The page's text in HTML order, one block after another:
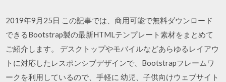
2019年9月25日 この記事では、商用可能で無料ダウンロード
できるBootstrap製の最新HTMLテンプレート素材をまとめて
ご紹介します。 デスクトップやモバイルなどあらゆるレイアウ
トに対応したレスポンシブデザインで、Bootstrapフレームワ
ークを利用しているので、手軽に 幼児、子供向けウェブサイト